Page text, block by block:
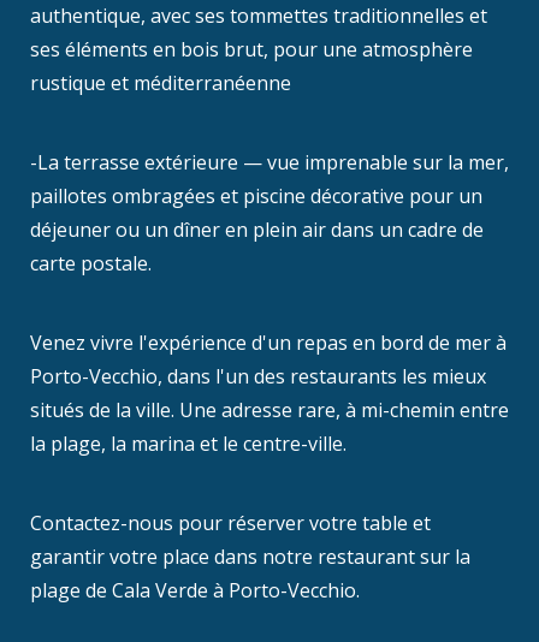
authentique, avec ses tommettes traditionnelles et
ses éléments en bois brut, pour une atmosphère
rustique et méditerranéenne
-La terrasse extérieure — vue imprenable sur la mer,
paillotes ombragées et piscine décorative pour un
déjeuner ou un dîner en plein air dans un cadre de
carte postale.
Venez vivre l'expérience d'un repas en bord de mer à
Porto-Vecchio, dans l'un des restaurants les mieux
situés de la ville. Une adresse rare, à mi-chemin entre
la plage, la marina et le centre-ville.
Contactez-nous pour réserver votre table et
garantir votre place dans notre restaurant sur la
plage de Cala Verde à Porto-Vecchio.